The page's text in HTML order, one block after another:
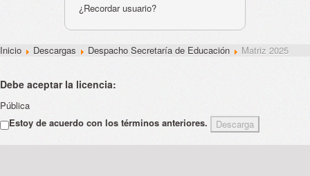
¿Recordar usuario?
Inicio Descargas Despacho Secretaría de Educación Matriz 2025
Debe aceptar la licencia:
Pública
Estoy de acuerdo con los términos anteriores.